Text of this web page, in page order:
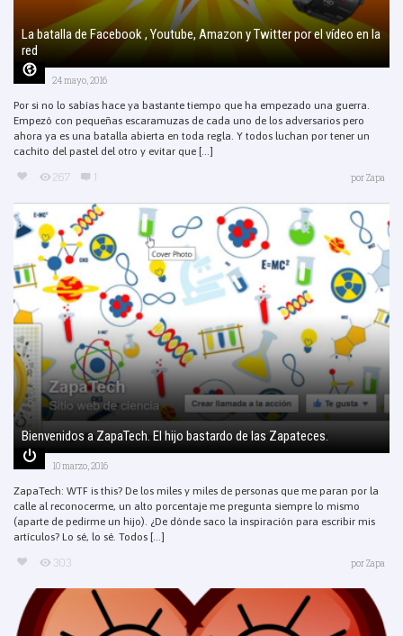
La batalla de Facebook , Youtube, Amazon y Twitter por el vídeo en la
red
24 mayo, 2016
Por si no lo sabías hace ya bastante tiempo que ha empezado una guerra.
Empezó con pequeñas escaramuzas de cada uno de los adversarios pero
ahora ya es una batalla abierta en toda regla. Y todos luchan por tener un
cachito del pastel del otro y evitar que [...]
267 1 porZapa
Bienvenidos a ZapaTech. El hijo bastardo de las Zapateces.
10 marzo, 2016
ZapaTech: WTF is this? De los miles y miles de personas que me paran por la
calle al reconocerme, un alto porcentaje me pregunta siempre lo mismo
(aparte de pedirme un hijo). ¿De dónde saco la inspiración para escribir mis
artículos? Lo sé, lo sé. Todos [...]
303 porZapa